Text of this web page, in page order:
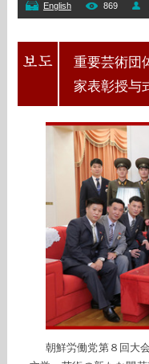
English 869
重要芸術団
家表彰授与
朝鮮労働党第８回大